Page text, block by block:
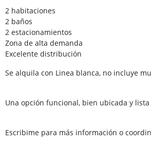
2 habitaciones
2 baños
2 estacionamientos
Zona de alta demanda
Excelente distribución
Se alquila con Linea blanca, no incluye
Una opción funcional, bien ubicada y
Escribime para más información o